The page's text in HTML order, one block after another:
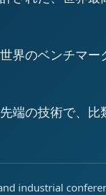
界のベンチマー
端の技術で、比
industrial